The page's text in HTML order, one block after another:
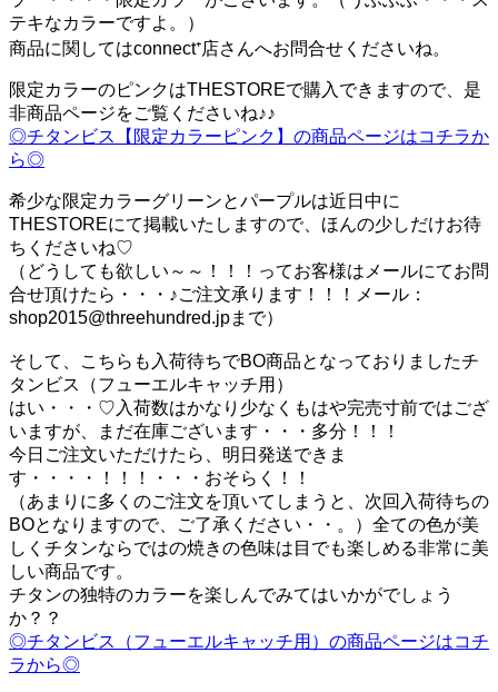
テキなカラーですよ。）
商品に関してはconnect⁺店さんへお問合せくださいね。
限定カラーのピンクはTHESTOREで購入できますので、是
非商品ページをご覧くださいね♪♪
◎チタンビス【限定カラーピンク】の商品ページはコチラか
ら◎
希少な限定カラーグリーンとパープルは近日中に
THESTOREにて掲載いたしますので、ほんの少しだけお待
ちくださいね♡
（どうしても欲しい～～！！！ってお客様はメールにてお問
合せ頂けたら・・・♪ご注文承ります！！！メール：
shop2015@threehundred.jpまで）
そして、こちらも入荷待ちでBO商品となっておりましたチ
タンビス（フューエルキャッチ用）
はい・・・♡入荷数はかなり少なくもはや完売寸前ではござ
いますが、まだ在庫ございます・・・多分！！！
今日ご注文いただけたら、明日発送できま
す・・・・！！！・・・おそらく！！
（あまりに多くのご注文を頂いてしまうと、次回入荷待ちの
BOとなりますので、ご了承ください・・。）全ての色が美
しくチタンならではの焼きの色味は目でも楽しめる非常に美
しい商品です。
チタンの独特のカラーを楽しんでみてはいかがでしょう
か？？
◎チタンビス（フューエルキャッチ用）の商品ページはコチ
ラから◎